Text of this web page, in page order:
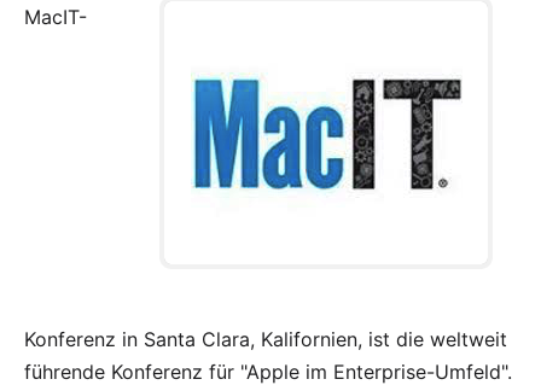
MacIT-
Konferenz in Santa Clara, Kalifornien, ist die weltweit
führende Konferenz für "Apple im Enterprise-Umfeld".